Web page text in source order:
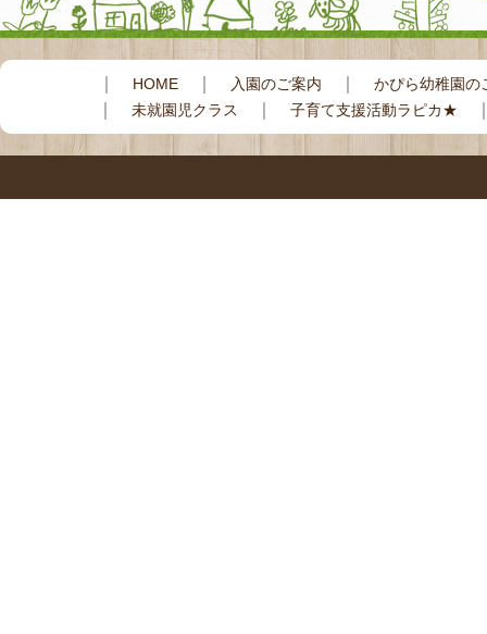
HOME 入園のご案内 かぴら幼稚園の
未就園児クラス 子育て支援活動ラピカ★